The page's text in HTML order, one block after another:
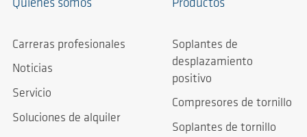
Quiénes somos
Carreras profesionales
Noticias
Servicio
Soluciones de alquiler
Productos
Soplantes de
desplazamiento
positivo
Compresores de tornillo
Soplantes de tornillo